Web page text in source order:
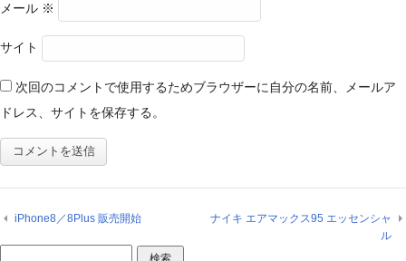
メール ※
サイト
次回のコメントで使用するためブラウザーに自分の名前、メールア
ドレス、サイトを保存する。
iPhone8／8Plus 販売開始
ナイキ エアマックス95 エッセンシャ
ル